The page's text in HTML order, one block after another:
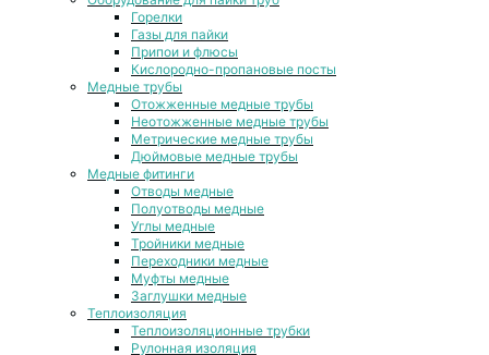
Горелки
Газы для пайки
Припои и флюсы
Кислородно-пропановые посты
Медные трубы
Отожженные медные трубы
Неотожженные медные трубы
Метрические медные трубы
Дюймовые медные трубы
Медные фитинги
Отводы медные
Полуотводы медные
Углы медные
Тройники медные
Переходники медные
Муфты медные
Заглушки медные
Теплоизоляция
Теплоизоляционные трубки
Рулонная изоляция